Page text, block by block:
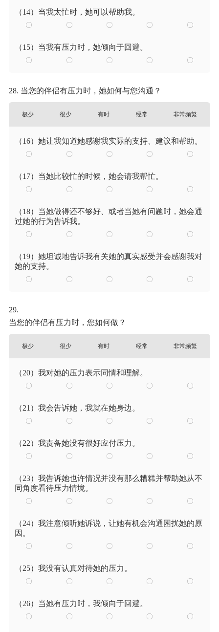
（14）当我太忙时，她可以帮助我。
（15）当我有压力时，她倾向于回避。
28. 当您的伴侣有压力时，她如何与您沟通？
极少 很少 有时 经常 非常频繁
（16）她让我知道她感谢我实际的支持、建议和帮助。
（17）当她比较忙的时候，她会请我帮忙。
（18）当她做得还不够好、或者当她有问题时，她会通
过她的行为告诉我。
（19）她坦诚地告诉我有关她的真实感受并会感谢我对
她的支持。
29.
当您的伴侣有压力时，您如何做？
极少 很少 有时 经常 非常频繁
（20）我对她的压力表示同情和理解。
（21）我会告诉她，我就在她身边。
（22）我责备她没有很好应付压力。
（23）我告诉她也许情况并没有那么糟糕并帮助她从不
同角度看待压力情境。
（24）我注意倾听她诉说，让她有机会沟通困扰她的原
因。
（25）我没有认真对待她的压力。
（26）当她有压力时，我倾向于回避。